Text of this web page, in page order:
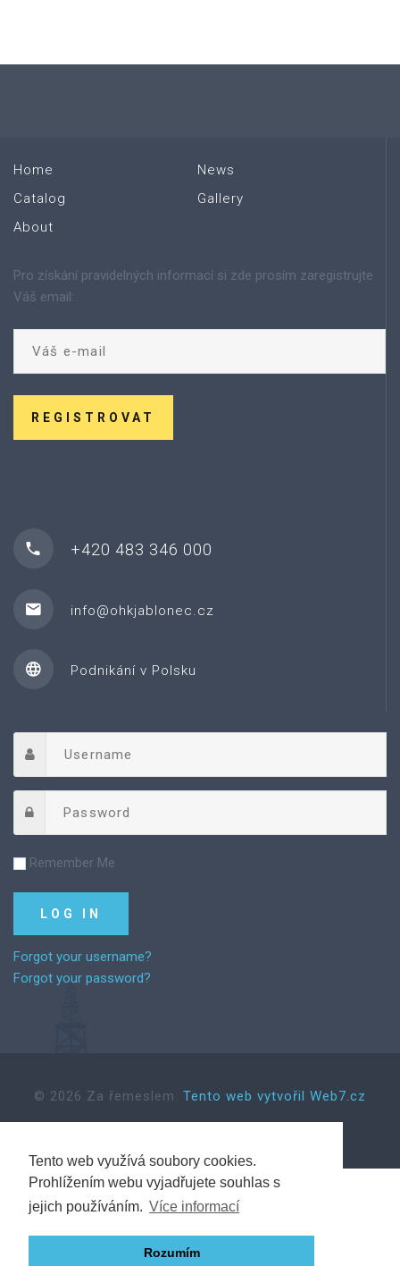
Tento web využívá soubory cookies.
Prohlížením webu vyjadřujete souhlas s
jejich používáním. Více informací
Rozumím
Home
Catalog
About
News
Gallery
Pro získání pravidelných informací si zde prosím zaregistrujte
Váš email:
REGISTROVAT
+420 483 346 000
info@ohkjablonec.cz
Podnikání v Polsku
Remember Me
Forgot your username?
Forgot your password?
© 2026 Za řemeslem. Tento web vytvořil Web7.cz
Back to desktop version